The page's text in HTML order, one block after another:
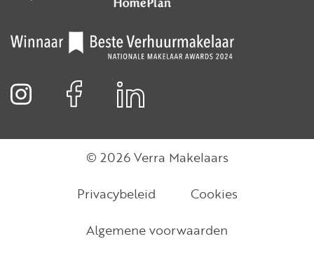
© 2026 Verra Makelaars
Privacybeleid
Cookies
Algemene voorwaarden